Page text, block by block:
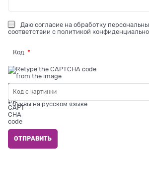
Даю согласие на обработку
соответствии с политикой
Код
* буквы на русском языке